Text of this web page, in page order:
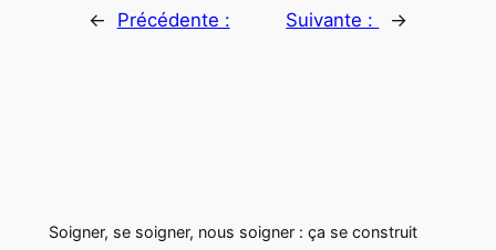
← Précédente : Suivante : →
Soigner, se soigner, nous soigner : ça se construit